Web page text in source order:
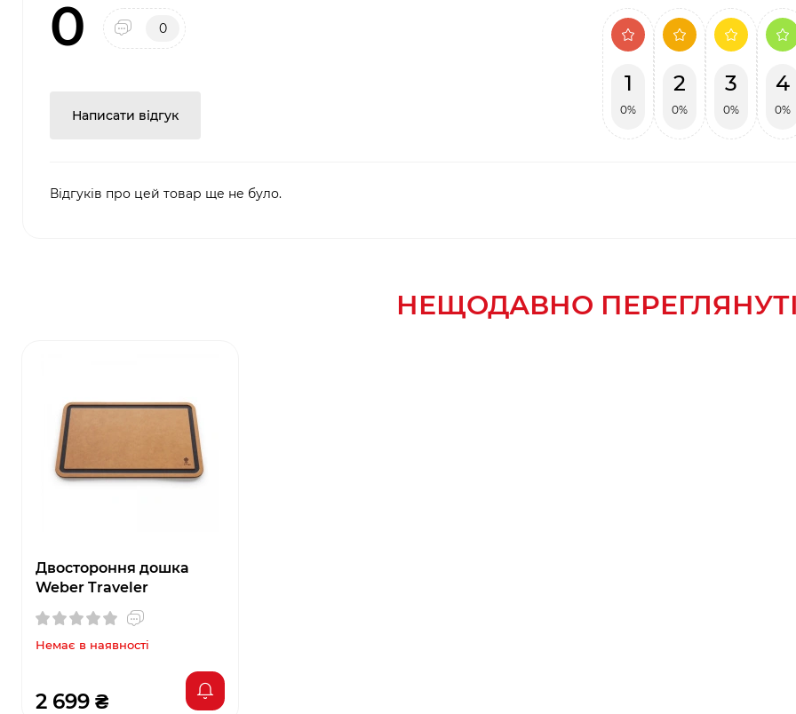
0 0
Написати відгук
1
0%
2
0%
3
0%
4
0%
Відгуків про цей товар ще не було.
НЕЩОДАВНО
Двостороння дошка
Weber Traveler
Немає в наявності
2 699 ₴